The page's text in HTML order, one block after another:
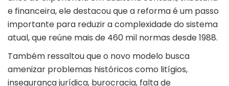
e financeira, ele destacou que a reforma é um passo
importante para reduzir a complexidade do sistema
atual, que reúne mais de 460 mil normas desde 1988.
Também ressaltou que o novo modelo busca
amenizar problemas históricos como litígios,
insegurança jurídica, burocracia, falta de